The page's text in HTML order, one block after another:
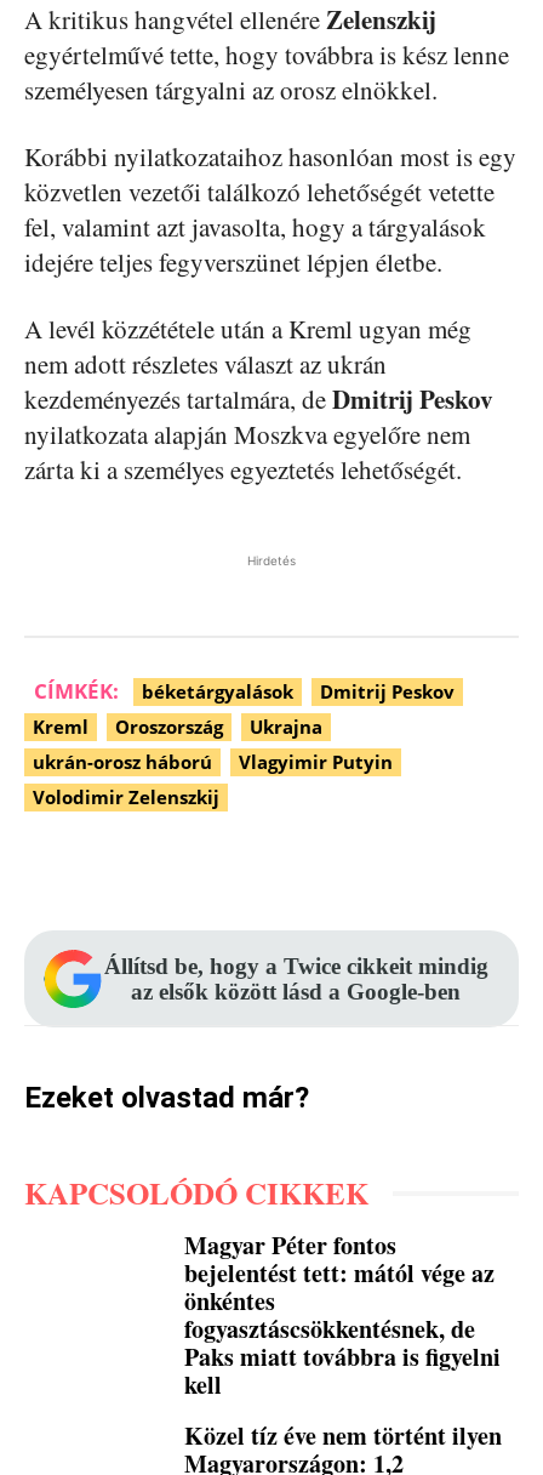
A kritikus hangvétel ellenéreZelenszkij
egyértelművé tette, hogy továbbra is kész lenne
személyesen tárgyalni az orosz elnökkel.
Korábbi nyilatkozataihoz hasonlóan most is egy
közvetlen vezetői találkozó lehetőségét vetette
fel, valamint azt javasolta, hogy a tárgyalások
idejére teljes fegyverszünet lépjen életbe.
A levél közzététele után a Kreml ugyan még
nem adott részletes választ az ukrán
kezdeményezés tartalmára, deDmitrij Peskov
nyilatkozata alapján Moszkva egyelőre nem
zárta ki a személyes egyeztetés lehetőségét.
Hirdetés
CÍMKÉK: béketárgyalások
Dmitrij Peskov
Kreml
Oroszország
Ukrajna
ukrán-orosz háború
Vlagyimir Putyin
Volodimir Zelenszkij
Állítsd be, hogy a Twice cikkeit mindig
az elsők között lásd a Google-ben
Ezeket olvastad már?
KAPCSOLÓDÓ CIKKEK
Magyar Péter fontos
bejelentést tett: mától vége az
önkéntes
fogyasztáscsökkentésnek, de
Paks miatt továbbra is figyelni
kell
Közel tíz éve nem történt ilyen
Magyarországon: 1,2